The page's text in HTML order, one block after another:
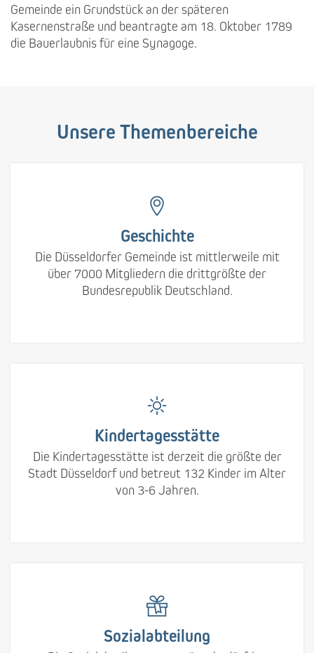
Gemeinde ein Grundstück an der späteren
Kasernenstraße und beantragte am 18. Oktober 1789
die Bauerlaubnis für eine Synagoge.
Unsere Themenbereiche
Geschichte
Die Düsseldorfer Gemeinde ist mittlerweile mit
über 7000 Mitgliedern die drittgrößte der
Bundesrepublik Deutschland.
Kindertagesstätte
Die Kindertagesstätte ist derzeit die größte der
Stadt Düsseldorf und betreut 132 Kinder im Alter
von 3-6 Jahren.
Sozialabteilung